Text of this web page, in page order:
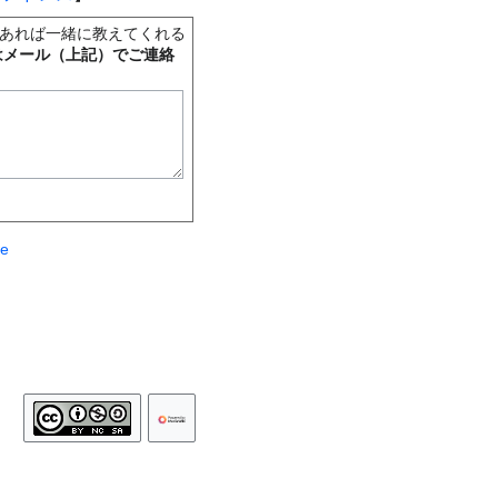
れば一緒に教えてくれる
ール（上記）でご連絡